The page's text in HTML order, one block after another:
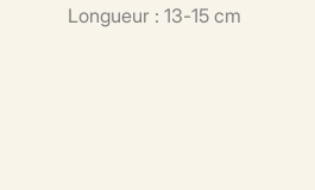
Longueur : 13-15 cm